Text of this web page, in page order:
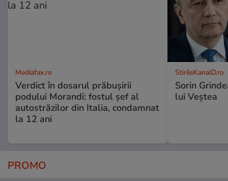
Mediafax.ro
Verdict în dosarul prăbușirii
podului Morandi: fostul șef al
autostrăzilor din Italia, condamnat
la 12 ani
StirileKanalD.ro
Sorin
lui Veștea
PROMO